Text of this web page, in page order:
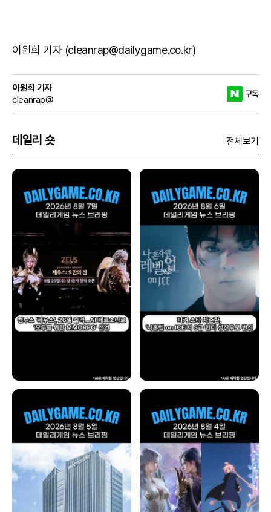
이원희 기자 (cleanrap@dailygame.co.kr)
이원희 기자
cleanrap@
구독
데일리 숏 전체보기